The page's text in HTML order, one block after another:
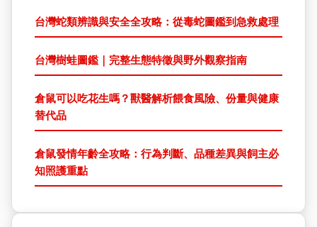
台灣蛇類辨識與安全全攻略：從毒蛇圖鑑到急救處理
台灣樹蛙圖鑑｜完整生態特徵與野外觀察指南
倉鼠可以吃花生嗎？獸醫解析餵食風險、份量與健康
替代品
倉鼠發情年齡全攻略：行為判斷、品種差異與飼主必
知照護重點